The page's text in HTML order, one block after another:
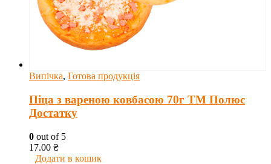
Випічка, Готова продукція
Піца з вареною ковбасою 70г ТМ Полюс
Достатку
0 out of 5
17.00 ₴
Додати в кошик